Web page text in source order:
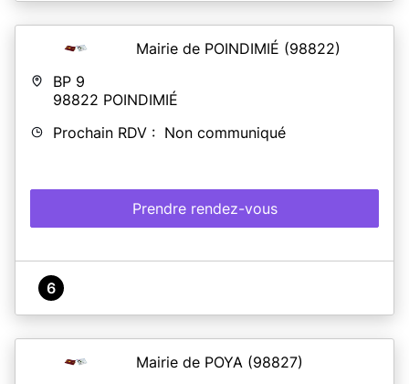
Mairie de POINDIMIÉ (98822)
BP 9
98822 POINDIMIÉ
Prochain RDV : Non communiqué
Prendre rendez-vous
6
Mairie de POYA (98827)